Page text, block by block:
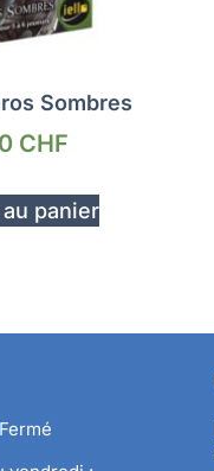
Sombres
CHF
panier